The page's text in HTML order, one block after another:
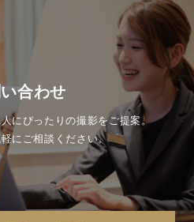
合わせ
にぴったりの撮影をご提案。
にご相談ください。